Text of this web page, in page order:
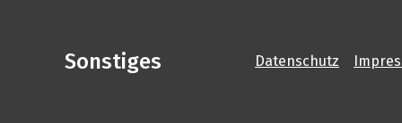
Sonstiges Datenschutz